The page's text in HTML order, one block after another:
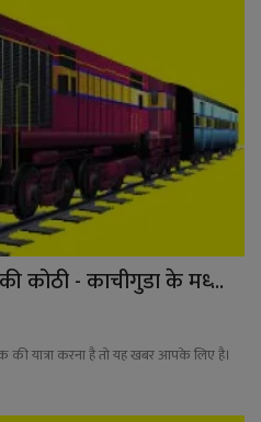
कोठी - काचीगुडा के मध्‍...
यात्रा करना है तो यह खबर आपके लिए है।